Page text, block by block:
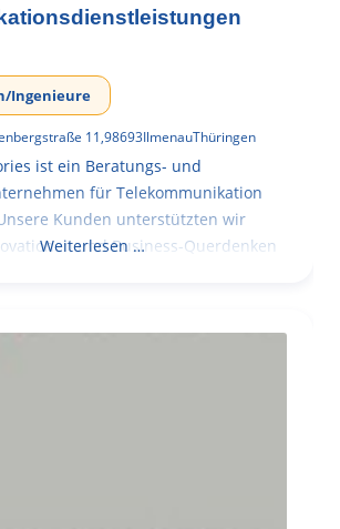
Ingenieure
11,98693IlmenauThüringen
ist ein Beratungs- und
für Telekommunikation
Kunden unterstützten wir
und Business-Querdenken
Weiterlesen …